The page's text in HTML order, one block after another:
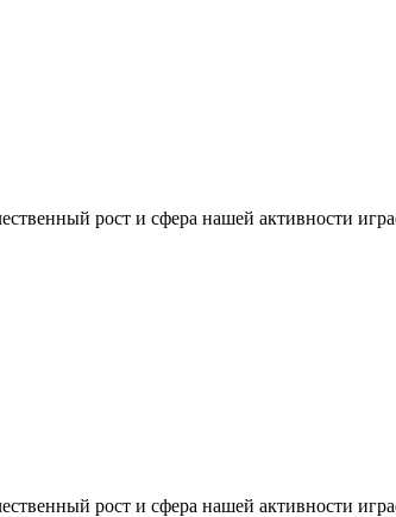
рост и сфера нашей активности
рост и сфера нашей активности